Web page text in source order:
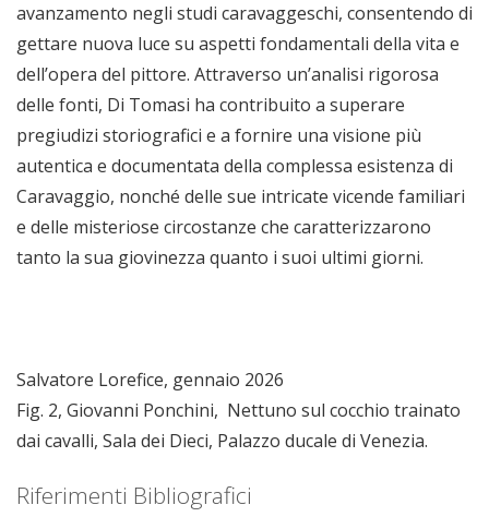
avanzamento negli studi caravaggeschi, consentendo di
gettare nuova luce su aspetti fondamentali della vita e
dell’opera del pittore. Attraverso un’analisi rigorosa
delle fonti, Di Tomasi ha contribuito a superare
pregiudizi storiografici e a fornire una visione più
autentica e documentata della complessa esistenza di
Caravaggio, nonché delle sue intricate vicende familiari
e delle misteriose circostanze che caratterizzarono
tanto la sua giovinezza quanto i suoi ultimi giorni.
Salvatore Lorefice, gennaio 2026
Fig. 2, Giovanni Ponchini, Nettuno sul cocchio trainato
dai cavalli, Sala dei Dieci, Palazzo ducale di Venezia.
Riferimenti Bibliografici